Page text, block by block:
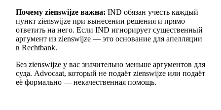
Почему zienswijze важна: IND обязан учесть каждый
пункт zienswijze при вынесении решения и прямо
ответить на него. Если IND игнорирует существенный
аргумент из zienswijze — это основание для апелляции
в Rechtbank.
Без zienswijze у вас значительно меньше аргументов для
суда. Advocaat, который не подаёт zienswijze или подаёт
её формально — некачественная помощь.